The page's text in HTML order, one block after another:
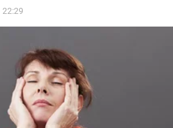
22:29